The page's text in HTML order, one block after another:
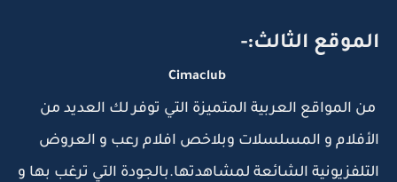
الموقع الثالث:-
Cimaclub
من المواقع العربية المتميزة التي توفر لك العديد من
الأفلام و المسلسلات وبلاخص افلام رعب و العروض
التلفزيونية الشائعة لمشاهدتها.بالجودة التي ترغب بها و